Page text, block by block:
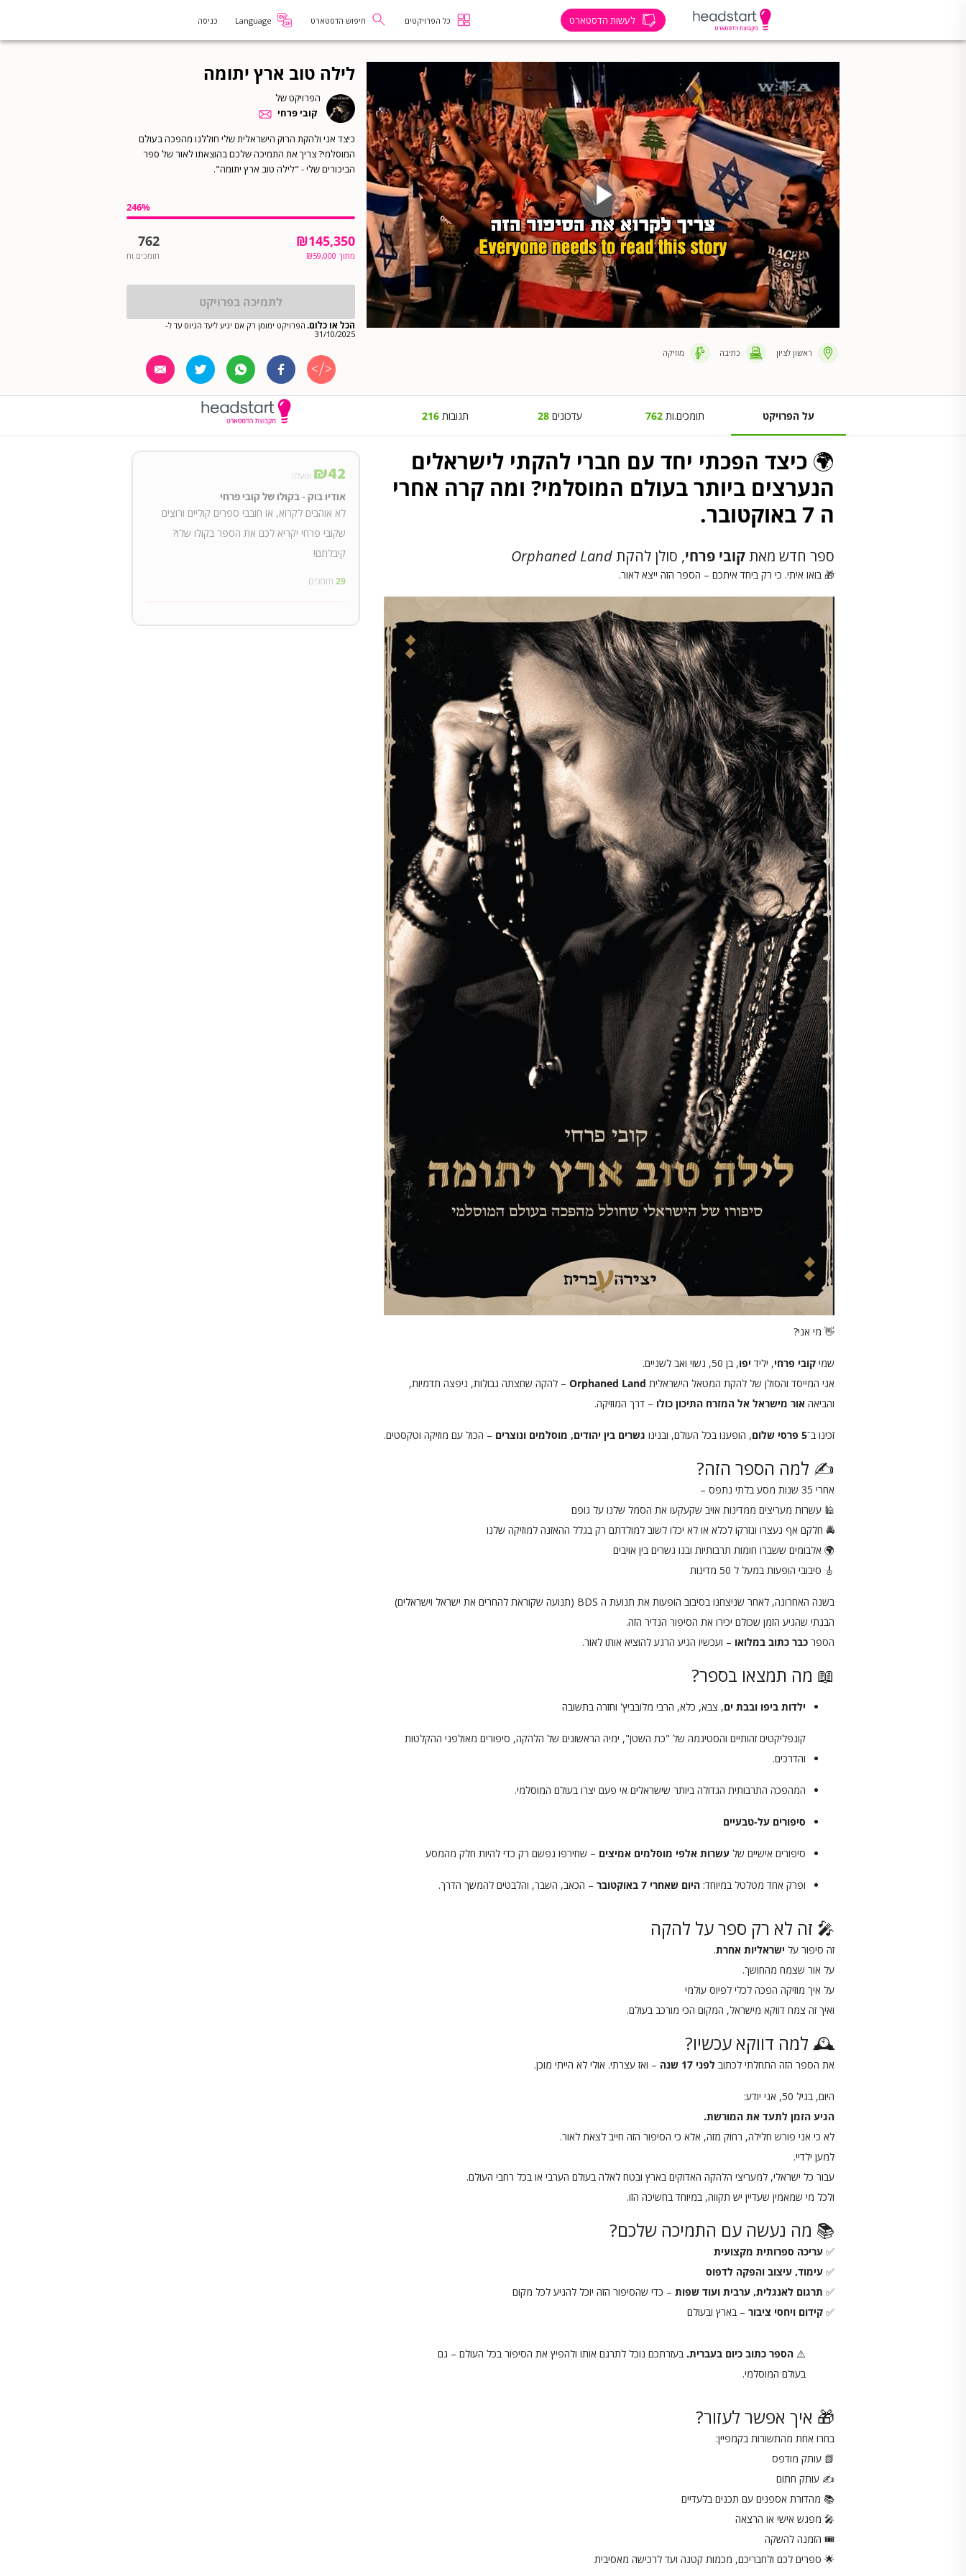
לעשות הדסטארט כל הפרויקטים חיפוש הדסטארט Language כניסה
ראשון לציון כתיבה מוזיקה
לילה טוב ארץ יתומה
הפרויקט של
קובי פרחי
כיצד אני ולהקת הרוק הישראלית שלי חוללנו מהפכה בעולם
המוסלמי? צריך את התמיכה שלכם בהוצאתו לאור של ספר
הביכורים שלי - "לילה טוב ארץ יתומה".
246%
₪145,350
מתוך ₪59,000
762
תומכים.ות
לתמיכה בפרויקט
הכל או כלום. הפרויקט ימומן רק אם יגיע ליעד הגיוס עד ל-
31/10/2025
על הפרויקט תומכים.ות 762 עדכונים 28 תגובות 216
🌍 כיצד הפכתי יחד עם חברי להקתי לישראלים
הנערצים ביותר בעולם המוסלמי? ומה קרה אחרי
ה 7 באוקטובר.
ספר חדש מאתקובי פרחי, סולן להקתOrphaned Land
🎁 בואו איתי. כי רק ביחד איתכם – הספר הזה ייצא לאור.
👋 מי אני?
שמי קובי פרחי, יליד יפו, בן 50, נשוי ואב לשניים.
אני המייסד והסולן של להקת המטאל הישראלית Orphaned Land – להקה שחצתה גבולות, ניפצה תדמיות,
והביאה אור מישראל אל המזרח התיכון כולו – דרך המוזיקה.
זכינו ב־5 פרסי שלום , הופענו בכל העולם, ובנינו גשרים בין יהודים, מוסלמים ונוצרים – הכול עם מוזיקה וטקסטים.
✍️ למה הספר הזה?
אחרי 35 שנות מסע בלתי נתפס –
🕌 עשרות מעריצים ממדינות אויב שקעקעו את הסמל שלנו על גופם
🚔 חלקם אף נעצרו ונזרקו לכלא או לא יכלו לשוב למולדתם רק בגלל ההאזנה למוזיקה שלנו
🌍 אלבומים ששברו חומות תרבותיות ובנו גשרים בין אויבים
🎸 סיבובי הופעות במעל ל 50 מדינות
בשנה האחרונה, לאחר שניצחנו בסיבוב הופעות את תנועת ה BDS (תנועה שקוראת להחרים את ישראל וישראלים)
הבנתי שהגיע הזמן שכולם יכירו את הסיפור הנדיר הזה.
הספר כבר כתוב במלואו – ועכשיו הגיע הרגע להוציא אותו לאור.
📖 מה תמצאו בספר?
ילדות ביפו ובבת ים, צבא, כלא, הרבי מלובביץ' וחזרה בתשובה
קונפליקטים זהותיים והסטיגמה של "כת השטן", ימיה הראשונים של הלהקה, סיפורים מאולפני ההקלטות
והדרכים.
המהפכה התרבותית הגדולה ביותר שישראלים אי פעם יצרו בעולם המוסלמי.
סיפורים על-טבעיים
סיפורים אישיים של עשרות אלפי מוסלמים אמיצים – שחירפו נפשם רק כדי להיות חלק מהמסע
ופרק אחד מטלטל במיוחד: היום שאחרי 7 באוקטובר – הכאב, השבר, והלבטים להמשך הדרך.
🎤 זה לא רק ספר על להקה
זה סיפור על ישראליות אחרת.
על אור שצמח מהחושך.
על איך מוזיקה הפכה לכלי לפיוס עולמי
ואיך זה צמח דווקא מישראל, המקום הכי מורכב בעולם.
🕰️ למה דווקא עכשיו?
את הספר הזה התחלתי לכתוב לפני 17 שנה – ואז עצרתי. אולי לא הייתי מוכן.
היום, בגיל 50, אני יודע:
הגיע הזמן לתעד את המורשת.
לא כי אני פורש חלילה, רחוק מזה, אלא כי הסיפור הזה חייב לצאת לאור.
למען ילדיי.
עבור כל ישראלי, למעריצי הלהקה האדוקים בארץ ובטח לאלה בעולם הערבי או בכל רחבי העולם.
ולכל מי שמאמין שעדיין יש תקווה, במיוחד בחשיכה הזו.
📚 מה נעשה עם התמיכה שלכם?
✅ עריכה ספרותית מקצועית
✅ עימוד, עיצוב והפקה לדפוס
✅ תרגום לאנגלית, ערבית ועוד שפות – כדי שהסיפור הזה יוכל להגיע לכל מקום
✅ קידום ויחסי ציבור – בארץ ובעולם
⚠️ הספר כתוב כיום בעברית. בעזרתכם נוכל לתרגם אותו ולהפיץ את הסיפור בכל העולם – גם
בעולם המוסלמי.
🎁 איך אפשר לעזור?
בחרו אחת מהתשורות בקמפיין:
📗 עותק מודפס
✍️ עותק חתום
📚 מהדורת אספנים עם תכנים בלעדיים
🎤 מפגש אישי או הרצאה
🎟️ הזמנה להשקה
🌟 ספרים לכם ולחבריכם, מכמות קטנה ועד לרכישה מאסיבית
₪42 ומעלה
אודיו בוק - בקולו של קובי פרחי
לא אוהבים לקרוא, או חובבי ספרים קוליים ורוצים
שקובי פרחי יקריא לכם את הספר בקולו שלו?
קיבלתם!
29 תומכים